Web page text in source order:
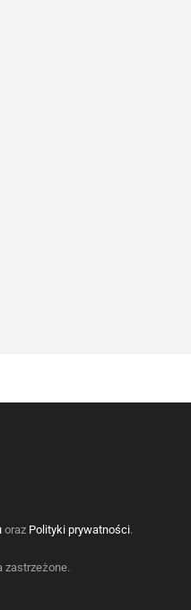
oraz Polityki prywatności.
zastrzeżone.